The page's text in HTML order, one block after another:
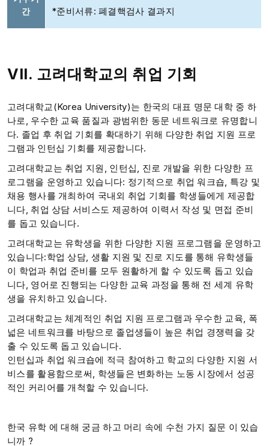
간
*준비서류: 폐결핵검사 결과지
VII. 고려대학교의 취업 기회
고려대학교(Korea University)는 한국의 대표 명문 대학 중 하
나로, 우수한 교육 품질과 광범위한 동문 네트워크로 유명합니
다. 졸업 후 취업 기회를 확대하기 위해 다양한 취업 지원 프로
그램과 인턴십 기회를 제공합니다.
고려대학교는 취업 지원, 인턴십, 진로 개발을 위한 다양한 프
로그램을 운영하고 있습니다: 정기적으로 취업 워크숍, 특강 및
채용 행사를 개최하여 국내외 취업 기회를 학생들에게 제공합
니다, 취업 상담 서비스도 제공하여 이력서 작성 및 면접 준비
를 돕고 있습니다.
고려대학교는 유학생을 위한 다양한 지원 프로그램을 운영하고
있습니다:학업 상담, 생활 지원 및 진로 지도를 통해 유학생들
이 학업과 취업 준비를 모두 원활하게 할 수 있도록 돕고 있습
니다, 영어로 진행되는 다양한 교육 과정을 통해 전 세계 유학
생을 유치하고 있습니다.
고려대학교는 체계적인 취업 지원 프로그램과 우수한 교육, 폭
넓은 네트워크를 바탕으로 졸업생들이 높은 취업 경쟁력을 갖
출 수 있도록 돕고 있습니다.
인턴십과 취업 워크숍에 적극 참여하고 학교의 다양한 지원 서
비스를 활용함으로써, 학생들은 변화하는 노동 시장에서 성공
적인 커리어를 개척할 수 있습니다.
한국 유학 에 대해 궁금 하고 머리 속에 수천 가지 질문 이 있습
니까 ?​